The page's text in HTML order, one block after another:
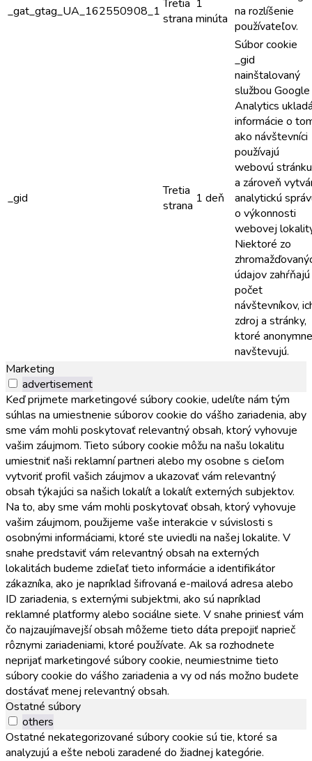
_gat_gtag_UA_162550908_1 Tretia
strana
1
minúta na rozlíšenie
používateľov.
_gid
Tretia
strana 1 deň
Súbor cookie
_gid
nainštalovaný
službou Google
Analytics
informácie o
ako návštevníci
používajú
webovú
a zároveň
analytickú
o výkonnosti
webovej
Niektoré zo
údajov zahŕňajú
počet
návštevníkov,
zdroj a stránky,
ktoré anonymne
navštevujú.
Marketing
advertisement
Keď prijmete marketingové súbory cookie, udelíte nám tým
súhlas na umiestnenie súborov cookie do vášho zariadenia, aby
sme vám mohli poskytovať relevantný obsah, ktorý vyhovuje
vašim záujmom. Tieto súbory cookie môžu na našu lokalitu
umiestniť naši reklamní partneri alebo my osobne s cieľom
vytvoriť profil vašich záujmov a ukazovať vám relevantný
obsah týkajúci sa našich lokalít a lokalít externých subjektov.
Na to, aby sme vám mohli poskytovať obsah, ktorý vyhovuje
vašim záujmom, použijeme vaše interakcie v súvislosti s
osobnými informáciami, ktoré ste uviedli na našej lokalite. V
snahe predstaviť vám relevantný obsah na externých
lokalitách budeme zdieľať tieto informácie a identifikátor
zákazníka, ako je napríklad šifrovaná e-mailová adresa alebo
ID zariadenia, s externými subjektmi, ako sú napríklad
reklamné platformy alebo sociálne siete. V snahe priniesť vám
čo najzaujímavejší obsah môžeme tieto dáta prepojiť naprieč
rôznymi zariadeniami, ktoré používate. Ak sa rozhodnete
neprijať marketingové súbory cookie, neumiestnime tieto
súbory cookie do vášho zariadenia a vy od nás možno budete
dostávať menej relevantný obsah.
Ostatné súbory
others
Ostatné nekategorizované súbory cookie sú tie, ktoré sa
analyzujú a ešte neboli zaradené do žiadnej kategórie.